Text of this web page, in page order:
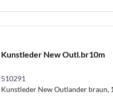
Kunstleder New Outl.br10m
510291
Kunstleder New Outlander braun,